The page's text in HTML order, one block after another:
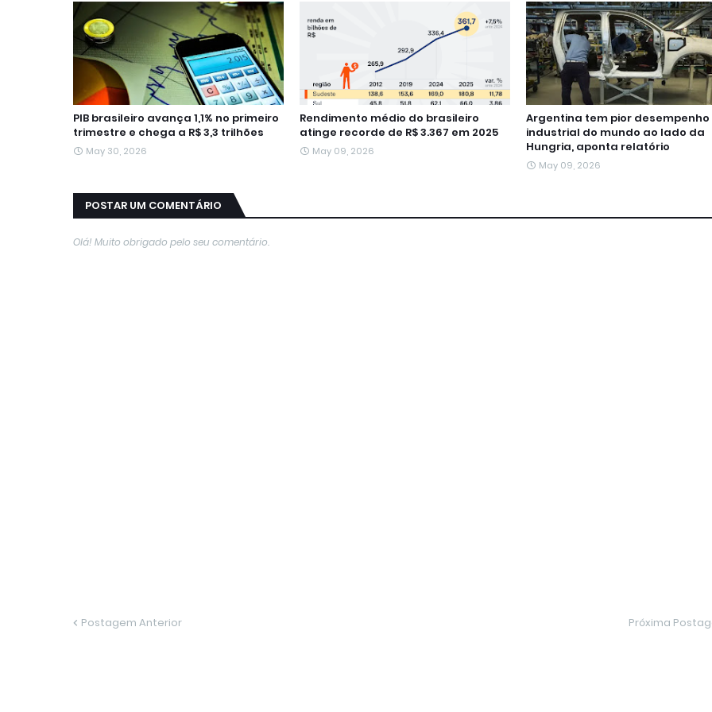
PIB brasileiro avança 1,1% no primeiro
trimestre e chega a R$ 3,3 trilhões
May 30, 2026
Rendimento médio do brasileiro
atinge recorde de R$ 3.367 em 2025
May 09, 2026
Argentina tem pior desempenho
industrial do mundo ao lado da
Hungria, aponta relatório
May 09, 2026
POSTAR UM COMENTÁRIO
Olá! Muito obrigado pelo seu comentário.
Postagem Anterior Próxima